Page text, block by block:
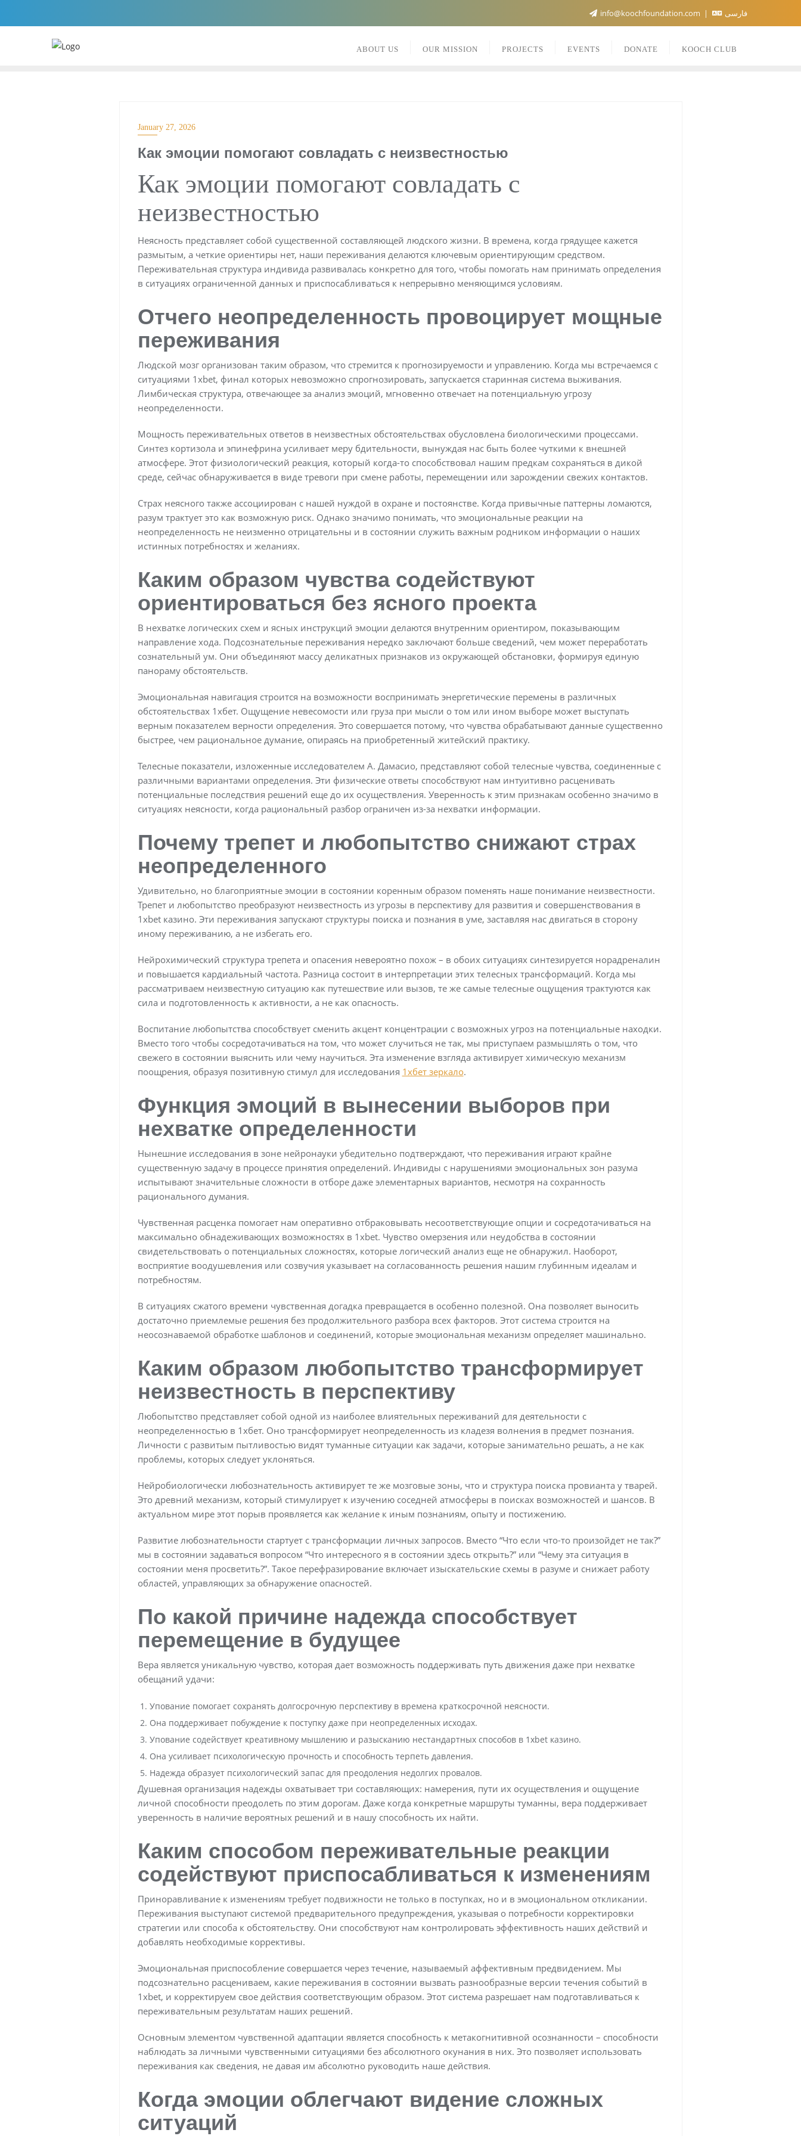
info@koochfoundation.com فارسی
ABOUT US OUR MISSION PROJECTS EVENTS DONATE KOOCH CLUB
January 27, 2026
Как эмоции помогают совладать с неизвестностью
Как эмоции помогают совладать с
неизвестностью
Неясность представляет собой существенной составляющей людского жизни. В времена, когда грядущее кажется
размытым, а четкие ориентиры нет, наши переживания делаются ключевым ориентирующим средством.
Переживательная структура индивида развивалась конкретно для того, чтобы помогать нам принимать определения
в ситуациях ограниченной данных и приспосабливаться к непрерывно меняющимся условиям.
Отчего неопределенность провоцирует мощные
переживания
Людской мозг организован таким образом, что стремится к прогнозируемости и управлению. Когда мы встречаемся с
ситуациями 1xbet, финал которых невозможно спрогнозировать, запускается старинная система выживания.
Лимбическая структура, отвечающее за анализ эмоций, мгновенно отвечает на потенциальную угрозу
неопределенности.
Мощность переживательных ответов в неизвестных обстоятельствах обусловлена биологическими процессами.
Синтез кортизола и эпинефрина усиливает меру бдительности, вынуждая нас быть более чуткими к внешней
атмосфере. Этот физиологический реакция, который когда-то способствовал нашим предкам сохраняться в дикой
среде, сейчас обнаруживается в виде тревоги при смене работы, перемещении или зарождении свежих контактов.
Страх неясного также ассоциирован с нашей нуждой в охране и постоянстве. Когда привычные паттерны ломаются,
разум трактует это как возможную риск. Однако значимо понимать, что эмоциональные реакции на
неопределенность не неизменно отрицательны и в состоянии служить важным родником информации о наших
истинных потребностях и желаниях.
Каким образом чувства содействуют
ориентироваться без ясного проекта
В нехватке логических схем и ясных инструкций эмоции делаются внутренним ориентиром, показывающим
направление хода. Подсознательные переживания нередко заключают больше сведений, чем может переработать
сознательный ум. Они объединяют массу деликатных признаков из окружающей обстановки, формируя единую
панораму обстоятельств.
Эмоциональная навигация строится на возможности воспринимать энергетические перемены в различных
обстоятельствах 1хбет. Ощущение невесомости или груза при мысли о том или ином выборе может выступать
верным показателем верности определения. Это совершается потому, что чувства обрабатывают данные существенно
быстрее, чем рациональное думание, опираясь на приобретенный житейский практику.
Телесные показатели, изложенные исследователем А. Дамасио, представляют собой телесные чувства, соединенные с
различными вариантами определения. Эти физические ответы способствуют нам интуитивно расценивать
потенциальные последствия решений еще до их осуществления. Уверенность к этим признакам особенно значимо в
ситуациях неясности, когда рациональный разбор ограничен из-за нехватки информации.
Почему трепет и любопытство снижают страх
неопределенного
Удивительно, но благоприятные эмоции в состоянии коренным образом поменять наше понимание неизвестности.
Трепет и любопытство преобразуют неизвестность из угрозы в перспективу для развития и совершенствования в
1xbet казино. Эти переживания запускают структуры поиска и познания в уме, заставляя нас двигаться в сторону
иному переживанию, а не избегать его.
Нейрохимический структура трепета и опасения невероятно похож – в обоих ситуациях синтезируется норадреналин
и повышается кардиальный частота. Разница состоит в интерпретации этих телесных трансформаций. Когда мы
рассматриваем неизвестную ситуацию как путешествие или вызов, те же самые телесные ощущения трактуются как
сила и подготовленность к активности, а не как опасность.
Воспитание любопытства способствует сменить акцент концентрации с возможных угроз на потенциальные находки.
Вместо того чтобы сосредотачиваться на том, что может случиться не так, мы приступаем размышлять о том, что
свежего в состоянии выяснить или чему научиться. Эта изменение взгляда активирует химическую механизм
поощрения, образуя позитивную стимул для исследования 1хбет зеркало.
Функция эмоций в вынесении выборов при
нехватке определенности
Нынешние исследования в зоне нейронауки убедительно подтверждают, что переживания играют крайне
существенную задачу в процессе принятия определений. Индивиды с нарушениями эмоциональных зон разума
испытывают значительные сложности в отборе даже элементарных вариантов, несмотря на сохранность
рационального думания.
Чувственная расценка помогает нам оперативно отбраковывать несоответствующие опции и сосредотачиваться на
максимально обнадеживающих возможностях в 1xbet. Чувство омерзения или неудобства в состоянии
свидетельствовать о потенциальных сложностях, которые логический анализ еще не обнаружил. Наоборот,
восприятие воодушевления или созвучия указывает на согласованность решения нашим глубинным идеалам и
потребностям.
В ситуациях сжатого времени чувственная догадка превращается в особенно полезной. Она позволяет выносить
достаточно приемлемые решения без продолжительного разбора всех факторов. Этот система строится на
неосознаваемой обработке шаблонов и соединений, которые эмоциональная механизм определяет машинально.
Каким образом любопытство трансформирует
неизвестность в перспективу
Любопытство представляет собой одной из наиболее влиятельных переживаний для деятельности с
неопределенностью в 1хбет. Оно трансформирует неопределенность из кладезя волнения в предмет познания.
Личности с развитым пытливостью видят туманные ситуации как задачи, которые занимательно решать, а не как
проблемы, которых следует уклоняться.
Нейробиологически любознательность активирует те же мозговые зоны, что и структура поиска провианта у тварей.
Это древний механизм, который стимулирует к изучению соседней атмосферы в поисках возможностей и шансов. В
актуальном мире этот порыв проявляется как желание к иным познаниям, опыту и постижению.
Развитие любознательности стартует с трансформации личных запросов. Вместо “Что если что-то произойдет не так?”
мы в состоянии задаваться вопросом “Что интересного я в состоянии здесь открыть?” или “Чему эта ситуация в
состоянии меня просветить?”. Такое перефразирование включает изыскательские схемы в разуме и снижает работу
областей, управляющих за обнаружение опасностей.
По какой причине надежда способствует
перемещение в будущее
Вера является уникальную чувство, которая дает возможность поддерживать путь движения даже при нехватке
обещаний удачи:
Упование помогает сохранять долгосрочную перспективу в времена краткосрочной неясности.
Она поддерживает побуждение к поступку даже при неопределенных исходах.
Упование содействует креативному мышлению и разысканию нестандартных способов в 1xbet казино.
Она усиливает психологическую прочность и способность терпеть давления.
Надежда образует психологический запас для преодоления недолгих провалов.
Душевная организация надежды охватывает три составляющих: намерения, пути их осуществления и ощущение
личной способности преодолеть по этим дорогам. Даже когда конкретные маршруты туманны, вера поддерживает
уверенность в наличие вероятных решений и в нашу способность их найти.
Каким способом переживательные реакции
содействуют приспосабливаться к изменениям
Приноравливание к изменениям требует подвижности не только в поступках, но и в эмоциональном откликании.
Переживания выступают системой предварительного предупреждения, указывая о потребности корректировки
стратегии или способа к обстоятельству. Они способствуют нам контролировать эффективность наших действий и
добавлять необходимые коррективы.
Эмоциональная приспособление совершается через течение, называемый аффективным предвидением. Мы
подсознательно расцениваем, какие переживания в состоянии вызвать разнообразные версии течения событий в
1xbet, и корректируем свое действия соответствующим образом. Этот система разрешает нам подготавливаться к
переживательным результатам наших решений.
Основным элементом чувственной адаптации является способность к метакогнитивной осознанности – способности
наблюдать за личными чувственными ситуациями без абсолютного окунания в них. Это позволяет использовать
переживания как сведения, не давая им абсолютно руководить наше действия.
Когда эмоции облегчают видение сложных
ситуаций